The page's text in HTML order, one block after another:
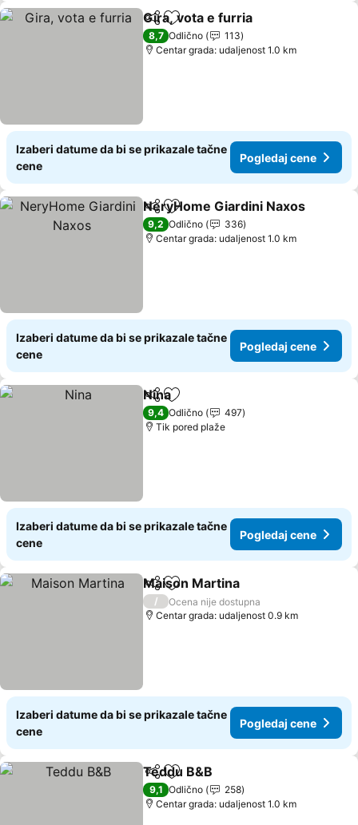
Deli Dodati u favorite
Gira, vota e furria
8,7 Odlično
113
Centar grada: udaljenost 1.0 km
Izaberi datume da bi se prikazale tačne
cene
Pogledaj cene
Deli Dodati u favorite
NeryHome Giardini Naxos
9,2 Odlično
336
Centar grada: udaljenost 1.0 km
Izaberi datume da bi se prikazale tačne
cene
Pogledaj cene
Deli Dodati u favorite
Nina
9,4 Odlično
497
Tik pored plaže
Izaberi datume da bi se prikazale tačne
cene
Pogledaj cene
Deli Dodati u favorite
Maison Martina
/
Ocena nije dostupna
Centar grada: udaljenost 0.9 km
Izaberi datume da bi se prikazale tačne
cene
Pogledaj cene
Deli Dodati u favorite
Teddu B&B
9,1 Odlično
258
Centar grada: udaljenost 1.0 km